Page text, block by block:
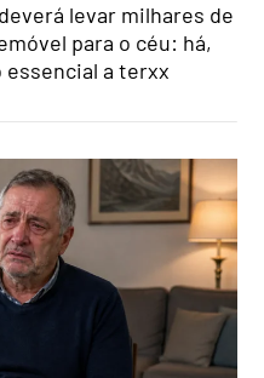
levar milhares de
para o céu: há,
essencial a terxx